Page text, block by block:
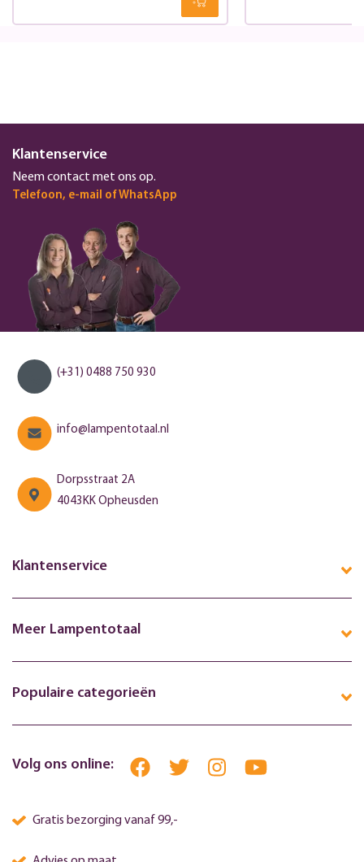
Klantenservice
Neem contact met ons op.
Telefoon, e-mail of WhatsApp
(+31) 0488 750 930
info@lampentotaal.nl
Dorpsstraat 2A
4043KK Opheusden
Klantenservice
Meer Lampentotaal
Populaire categorieën
Volg ons online:
Gratis bezorging vanaf 99,-